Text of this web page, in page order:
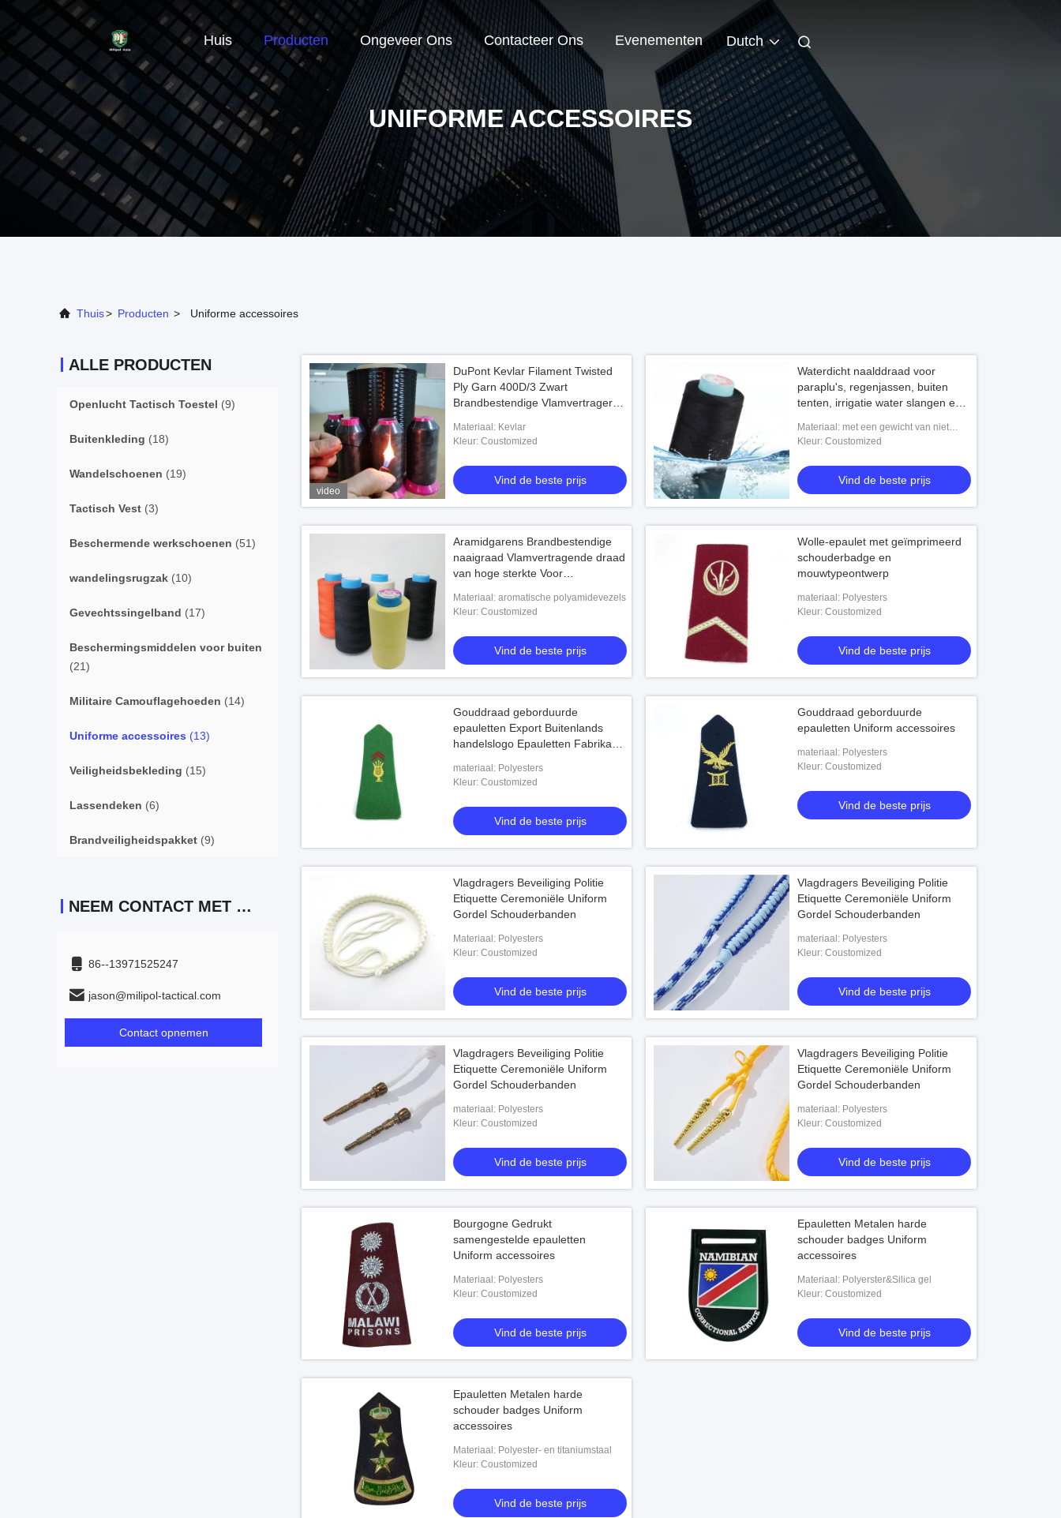
Huis Producten Ongeveer Ons Contacteer Ons Evenementen Dutch
UNIFORME ACCESSOIRES
Thuis> Producten > Uniforme accessoires
ALLE PRODUCTEN
Openlucht Tactisch Toestel (9)
Buitenkleding (18)
Wandelschoenen (19)
Tactisch Vest (3)
Beschermende werkschoenen (51)
wandelingsrugzak (10)
Gevechtssingelband (17)
Beschermingsmiddelen voor buiten
(21)
Militaire Camouflagehoeden (14)
Uniforme accessoires (13)
Veiligheidsbekleding (15)
Lassendeken (6)
Brandveiligheidspakket (9)
NEEM CONTACT MET ONS OP
86--13971525247
jason@milipol-tactical.com
Contact opnemen
video
DuPont Kevlar Filament Twisted
Ply Garn 400D/3 Zwart
Brandbestendige Vlamvertrager
Abrasiebestendige
Materiaal: Kevlar
Kleur: Coustomized
Vind de beste prijs
Waterdicht naalddraad voor
paraplu's, regenjassen, buiten
tenten, irrigatie water slangen en
draad
Materiaal: met een gewicht van niet
meer dan 50 g/m2
Kleur: Coustomized
Vind de beste prijs
Aramidgarens Brandbestendige
naaigraad Vlamvertragende draad
van hoge sterkte Voor
Materiaal: aromatische polyamidevezels
Kleur: Coustomized
Vind de beste prijs
Wolle-epaulet met geïmprimeerd
schouderbadge en
mouwtypeontwerp
materiaal: Polyesters
Kleur: Coustomized
Vind de beste prijs
Gouddraad geborduurde
epauletten Export Buitenlands
handelslogo Epauletten Fabrikant
materiaal: Polyesters
Kleur: Coustomized
Vind de beste prijs
Gouddraad geborduurde
epauletten Uniform accessoires
materiaal: Polyesters
Kleur: Coustomized
Vind de beste prijs
Vlagdragers Beveiliging Politie
Etiquette Ceremoniële Uniform
Gordel Schouderbanden
Materiaal: Polyesters
Kleur: Coustomized
Vind de beste prijs
Vlagdragers Beveiliging Politie
Etiquette Ceremoniële Uniform
Gordel Schouderbanden
materiaal: Polyesters
Kleur: Coustomized
Vind de beste prijs
Vlagdragers Beveiliging Politie
Etiquette Ceremoniële Uniform
Gordel Schouderbanden
materiaal: Polyesters
Kleur: Coustomized
Vind de beste prijs
Vlagdragers Beveiliging Politie
Etiquette Ceremoniële Uniform
Gordel Schouderbanden
materiaal: Polyesters
Kleur: Coustomized
Vind de beste prijs
Bourgogne Gedrukt
samengestelde epauletten
Uniform accessoires
Materiaal: Polyesters
Kleur: Coustomized
Vind de beste prijs
Epauletten Metalen harde
schouder badges Uniform
accessoires
Materiaal: Polyerster&Silica gel
Kleur: Coustomized
Vind de beste prijs
Epauletten Metalen harde
schouder badges Uniform
accessoires
Materiaal: Polyester- en titaniumstaal
Kleur: Coustomized
Vind de beste prijs